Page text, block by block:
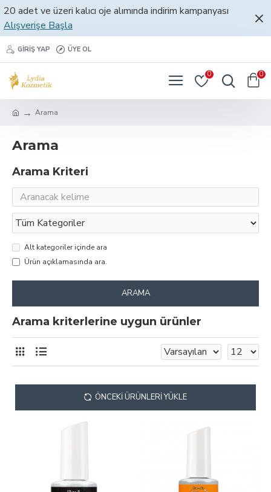
20 adet ve üzeri kalıcı oje alımında indirim kampanyası
Alışverişe Başla
GIRIŞ YAP ÜYE OL
0 0
Arama
Arama
Arama Kriteri
Alt kategoriler içinde ara
Ürün açıklamasında ara.
ARAMA
Arama kriterlerine uygun ürünler
ÖNCEKI ÜRÜNLERI YÜKLE